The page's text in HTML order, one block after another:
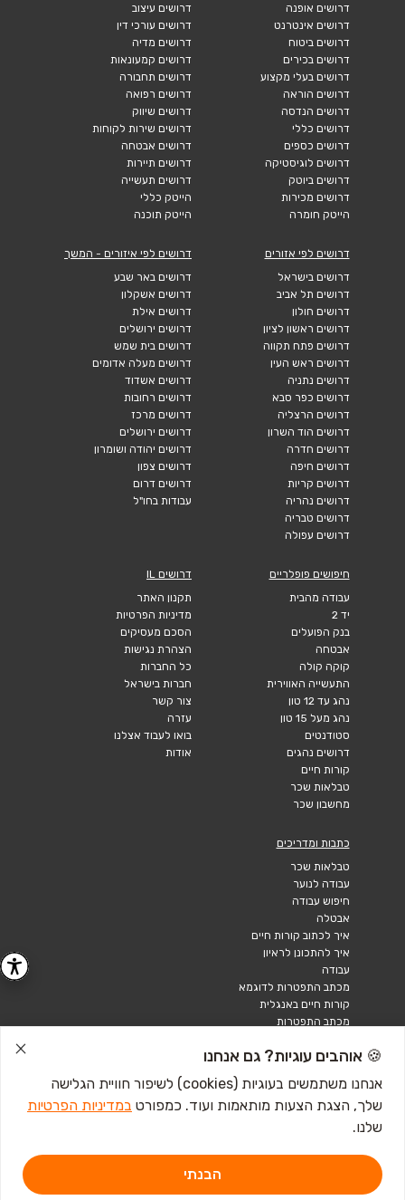
דרושים אופנה
דרושים אינטרנט
דרושים ביטוח
דרושים בכירים
דרושים בעלי מקצוע
דרושים הוראה
דרושים הנדסה
דרושים כללי
דרושים כספים
דרושים לוגיסטיקה
דרושים ביוטק
דרושים מכירות
הייטק חומרה
דרושים עיצוב
דרושים עורכי דין
דרושים מדיה
דרושים קמעונאות
דרושים תחבורה
דרושים רפואה
דרושים שיווק
דרושים שירות לקוחות
דרושים אבטחה
דרושים תיירות
דרושים תעשייה
הייטק כללי
הייטק תוכנה
דרושים לפי אזורים
דרושים בישראל
דרושים תל אביב
דרושים חולון
דרושים ראשון לציון
דרושים פתח תקווה
דרושים ראש העין
דרושים נתניה
דרושים כפר סבא
דרושים הרצליה
דרושים הוד השרון
דרושים חדרה
דרושים חיפה
דרושים קריות
דרושים נהריה
דרושים טבריה
דרושים עפולה
דרושים לפי איזורים - המשך
דרושים באר שבע
דרושים אשקלון
דרושים אילת
דרושים ירושלים
דרושים בית שמש
דרושים מעלה אדומים
דרושים אשדוד
דרושים רחובות
דרושים מרכז
דרושים ירושלים
דרושים יהודה ושומרון
דרושים צפון
דרושים דרום
עבודות בחו"ל
חיפושים פופלריים
עבודה מהבית
יד 2
בנק הפועלים
אבטחה
קוקה קולה
התעשייה האווירית
נהג עד 12 טון
נהג מעל 15 טון
סטודנטים
דרושים נהגים
קורות חיים
טבלאות שכר
מחשבון שכר
דרושים IL
תקנון האתר
מדיניות הפרטיות
הסכם מעסיקים
הצהרת נגישות
כל החברות
חברות בישראל
צור קשר
עזרה
בואו לעבוד אצלנו
אודות
כתבות ומדריכים
טבלאות שכר
עבודה לנוער
חיפוש עבודה
אבטלה
איך לכתוב קורות חיים
איך להתכונן לראיון
עבודה
מכתב התפטרות לדוגמא
קורות חיים באנגלית
מכתב התפטרות
אתר זה מוגן באמצעות Google reCAPTCHA ומחוייב ל- מדיניות הפרטיותוכןתנאי השירותשל Google
🍪 אוהבים עוגיות? גם אנחנו
אנחנו משתמשים בעוגיות (cookies) לשיפור חוויית הגלישה
שלך, הצגת הצעות מותאמות ועוד. כמפורט במדיניות הפרטיות
שלנו.
הבנתי